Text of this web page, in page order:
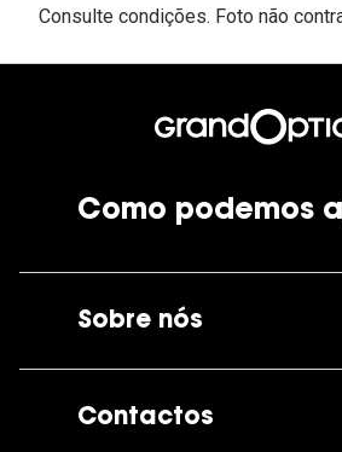
Consulte condições. Foto não
Como podemos
Sobre nós
Contactos